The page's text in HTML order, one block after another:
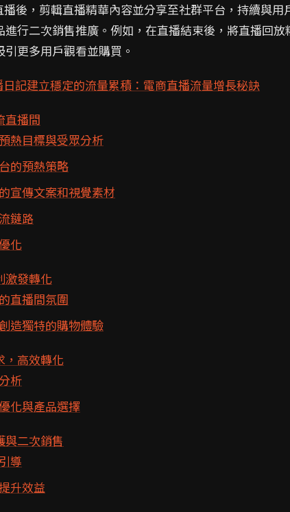
播後，剪輯直播精華內容並分享至社群平台，持續與用
進行二次銷售推廣。例如，在直播結束後，將直播回
更多用戶觀看並購買。
記建立穩定的流量累積：電商直播流量增長秘訣
直播間
熱目標與受眾分析
的預熱策略
宣傳文案和視覺素材
鏈路
化
激發轉化
直播間氛圍
造獨特的購物體驗
，高效轉化
析
化與產品選擇
與二次銷售
導
升效益